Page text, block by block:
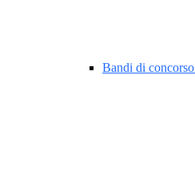
Bandi di concorso